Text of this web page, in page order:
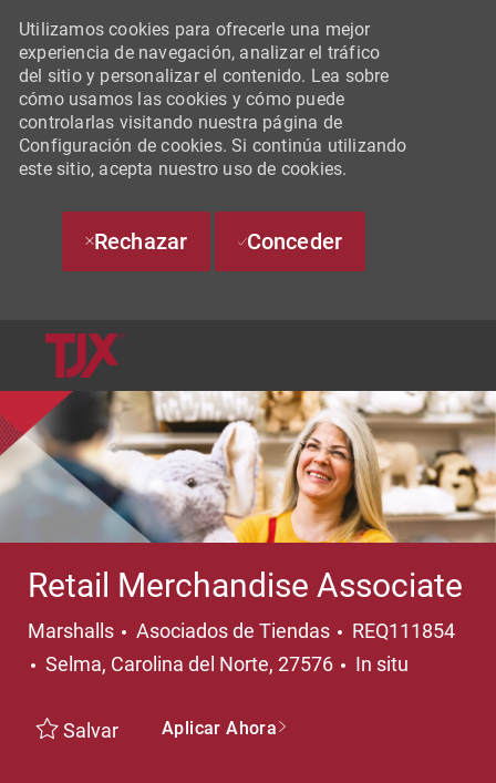
Utilizamos cookies para ofrecerle una mejor
experiencia de navegación, analizar el tráfico
del sitio y personalizar el contenido. Lea sobre
cómo usamos las cookies y cómo puede
controlarlas visitando nuestra página de
Configuración de cookies. Si continúa utilizando
este sitio, acepta nuestro uso de cookies.
Rechazar Conceder
Retail Merchandise Associate
Marshalls Categoría
Asociados de Tiendas
REQ111854
Ubicación
Selma, Carolina del Norte, 27576 In situ
Salvar Aplicar Ahora